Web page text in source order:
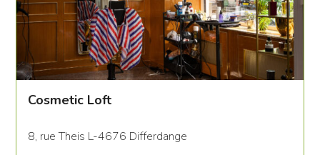
Cosmetic Loft
8, rue Theis L-4676 Differdange